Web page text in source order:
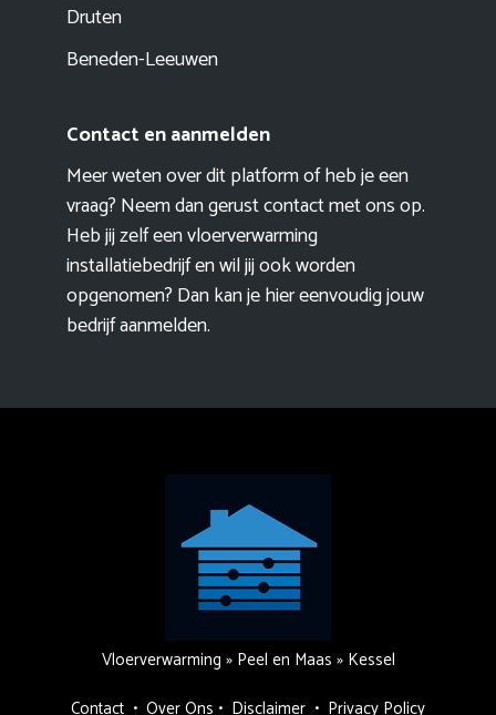
Druten
Beneden-Leeuwen
Contact en aanmelden
Meer weten over dit platform of heb je een
vraag? Neem dan gerust contact met ons op.
Heb jij zelf een vloerverwarming
installatiebedrijf en wil jij ook worden
opgenomen? Dan kan je hier eenvoudigjouw
bedrijf aanmelden.
Vloerverwarming » Peel en Maas » Kessel
Contact • Over Ons • Disclaimer • Privacy Policy